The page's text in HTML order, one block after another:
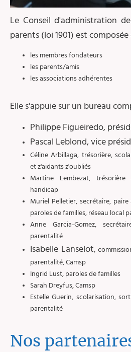
Le Conseil d'administration
parents (loi 1901) est
les membres fondateurs
les parents/amis
les associations adhérentes
Elle s'appuie sur un bureau
Philippe Figueiredo,
Pascal Leblond, vice
Céline Arbillaga, trésorière,
et z'aidants z'oubliés
Martine Lembezat,
handicap
Muriel Pelletier, secrétaire,
paroles de familles, réseau local
Anne Garcia-Gomez,
parentalité
Isabelle Lanselot,
parentalité, Camsp
Ingrid Lust, paroles de familles
Sarah Dreyfus, Camsp
Estelle Guerin, scolarisation,
parentalité
Nos